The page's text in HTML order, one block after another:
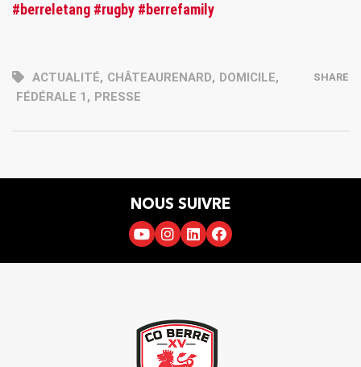
#berreletang #rugby #berrefamily
ACTUALITÉ, CHÂTEAURENARD, DOMICILE,
FÉDÉRALE 1 , PRESSE
SHARE
NOUS SUIVRE